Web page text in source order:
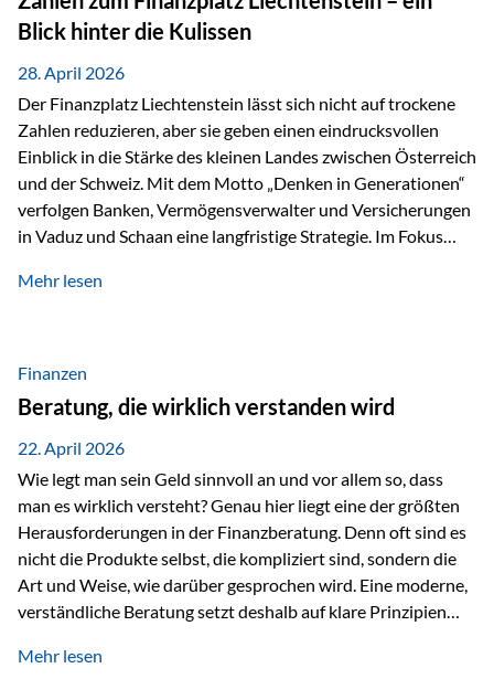
Herausforderungen, da wirtschaftliches Wachstum
langfristig durch Produktivitätssteigerung entsteht, also
durch die Fähigkeit von Unternehmen, mehr…
Blick hinter die Kulissen
28. April 2026
Der Finanzplatz Liechtenstein lässt sich nicht auf trockene
Zahlen reduzieren, aber sie geben einen eindrucksvollen
Einblick in die Stärke des kleinen Landes zwischen Österreich
und der Schweiz. Mit dem Motto „Denken in Generationen“
verfolgen Banken, Vermögensverwalter und Versicherungen
in Vaduz und Schaan eine langfristige Strategie. Im Fokus
Marktzugang Liechtenstein hat sich in den letzten Jahren zu
verfügbaren Kennzahlen (Stand Ende 2024, veröffentlicht
2025/2026)…
Mehr lesen
Finanzen
Beratung, die wirklich verstanden wird
22. April 2026
Wie legt man sein Geld sinnvoll an und vor allem so, dass
man es wirklich versteht? Genau hier liegt eine der größten
Herausforderungen in der Finanzberatung. Denn oft sind es
nicht die Produkte selbst, die kompliziert sind, sondern die
Art und Weise, wie darüber gesprochen wird. Eine moderne,
verständliche Beratung setzt deshalb auf klare Prinzipien
fünf zentrale Faktoren: eine saubere Struktur, breite
Mehr lesen